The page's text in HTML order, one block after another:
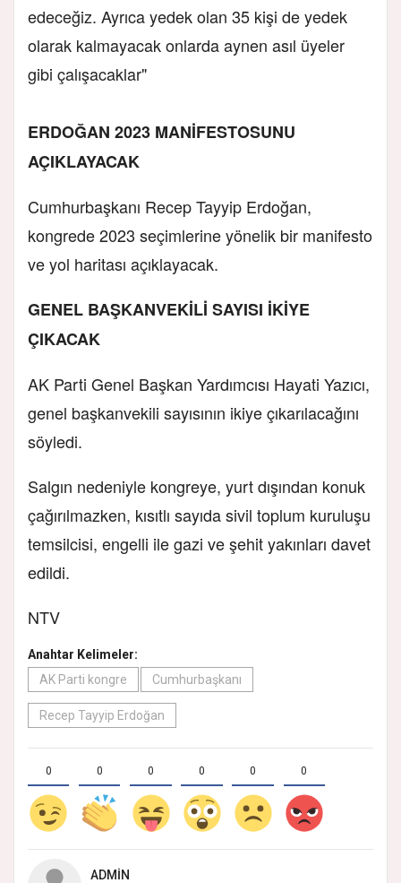
edeceğiz. Ayrıca yedek olan 35 kişi de yedek
olarak kalmayacak onlarda aynen asıl üyeler
gibi çalışacaklar"
ERDOĞAN 2023 MANİFESTOSUNU
AÇIKLAYACAK
Cumhurbaşkanı Recep Tayyip Erdoğan,
kongrede 2023 seçimlerine yönelik bir manifesto
ve yol haritası açıklayacak.
GENEL BAŞKANVEKİLİ SAYISI İKİYE
ÇIKACAK
AK Parti Genel Başkan Yardımcısı Hayati Yazıcı,
genel başkanvekili sayısının ikiye çıkarılacağını
söyledi.
Salgın nedeniyle kongreye, yurt dışından konuk
çağırılmazken, kısıtlı sayıda sivil toplum kuruluşu
temsilcisi, engelli ile gazi ve şehit yakınları davet
edildi.
NTV
Anahtar Kelimeler:
AK Parti kongre
Cumhurbaşkanı
Recep Tayyip Erdoğan
0 0 0 0 0 0
ADMIN